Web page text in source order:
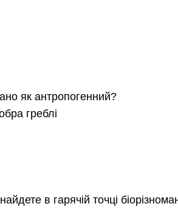
як антропогенний?
греблі
в гарячій точці